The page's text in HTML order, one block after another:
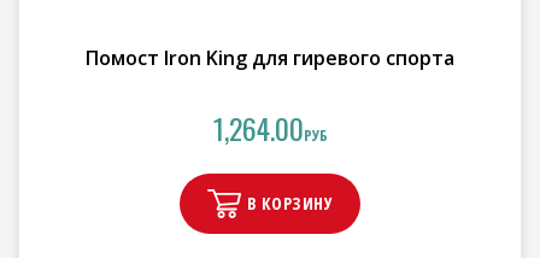
Помост Iron King для гиревого спорта
1,264.00РУБ
В КОРЗИНУ